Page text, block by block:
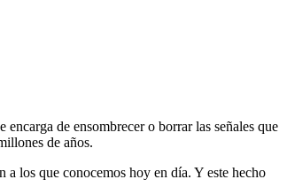
de ensombrecer o borrar las señales que
de años.
los que conocemos hoy en día. Y este hecho